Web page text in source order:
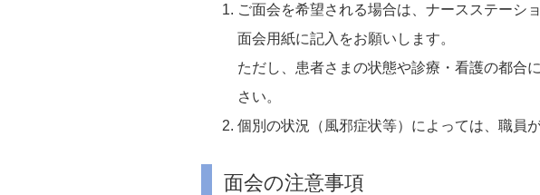
ご面会を希望される場合は、ナースステーシ
面会用紙に記入をお願いします。
ただし、患者さまの状態や診療・看護の都合
さい。
個別の状況（風邪症状等）によっては、職員
面会の注意事項